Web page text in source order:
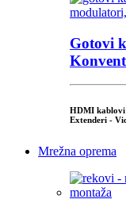
Gotovi
HDMI
Extenderi -
Mrežna oprema